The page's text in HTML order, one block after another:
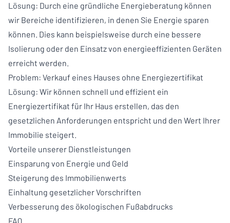
Lösung: Durch eine gründliche Energieberatung können
wir Bereiche identifizieren, in denen Sie Energie sparen
können. Dies kann beispielsweise durch eine bessere
Isolierung oder den Einsatz von energieeffizienten Geräten
erreicht werden.
Problem: Verkauf eines Hauses ohne Energiezertifikat
Lösung: Wir können schnell und effizient ein
Energiezertifikat für Ihr Haus erstellen, das den
gesetzlichen Anforderungen entspricht und den Wert Ihrer
Immobilie steigert.
Vorteile unserer Dienstleistungen
Einsparung von Energie und Geld
Steigerung des Immobilienwerts
Einhaltung gesetzlicher Vorschriften
Verbesserung des ökologischen Fußabdrucks
FAQ